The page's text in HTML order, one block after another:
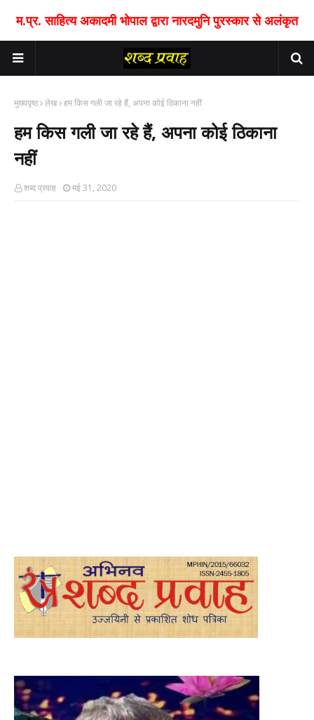
म.प्र. साहित्य अकादमी भोपाल द्वारा नारदमुनि पुरस्कार से अलंकृत
मुख्यपृष्ठ लेख हम किस गली जा रहे हैं, अपना कोई ठिकाना नहीं
हम किस गली जा रहे हैं, अपना कोई ठिकाना
नहीं
शब्द प्रवाह मई 31, 2020